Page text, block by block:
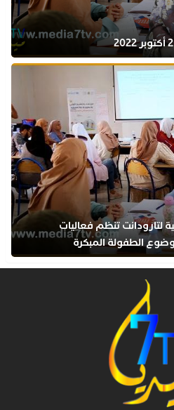
أولاد تايمة: المديرية الاقليمية لتارودانت تنظم فعاليات
الطفولة المبكرة
التأهيلية